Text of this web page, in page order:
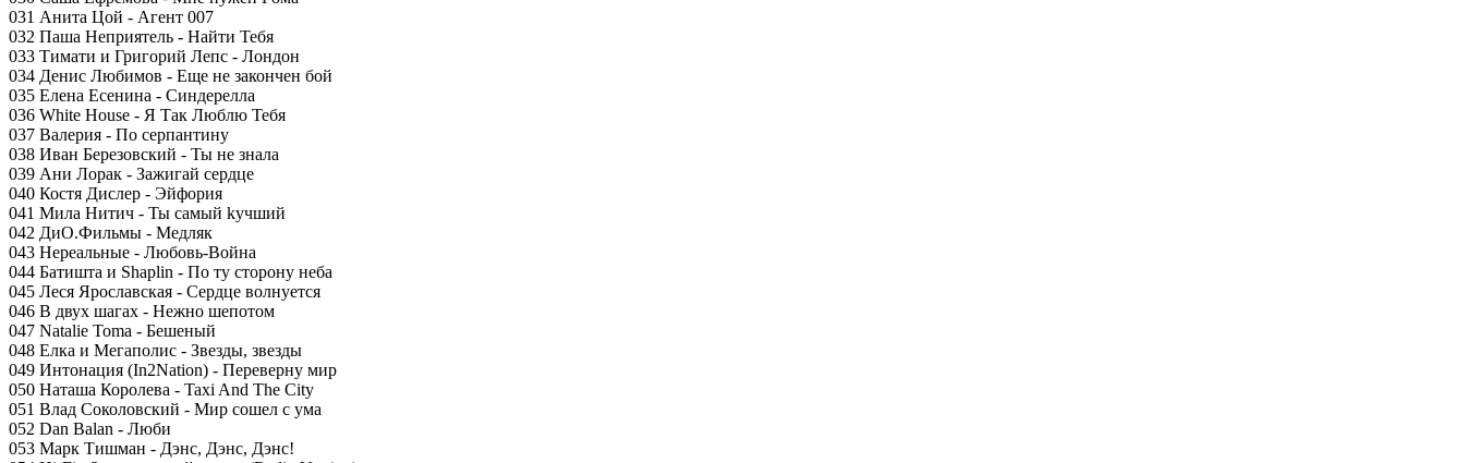
031 Анита Цой - Агент 007
032 Паша Неприятель - Найти Тебя
033 Тимати и Григорий Лепс - Лондон
034 Денис Любимов - Еще не закончен бой
035 Елена Есенина - Синдерелла
036 White House - Я Так Люблю Тебя
037 Валерия - По серпантину
038 Иван Березовский - Ты не знала
039 Ани Лорак - Зажигай сердце
040 Костя Дислер - Эйфория
041 Мила Нитич - Ты cамый kучший
042 ДиО.Фильмы - Медляк
043 Нереальные - Любовь-Война
044 Батишта и Shaplin - По ту сторону неба
045 Леся Ярославская - Сердце волнуется
046 В двух шагах - Нежно шепотом
047 Natalie Toma - Бешеный
048 Елка и Мегаполис - Звезды, звезды
049 Интонация (In2Nation) - Переверну мир
050 Наташа Королева - Taxi And The City
051 Влад Соколовский - Мир сошел с ума
052 Dan Balan - Люби
053 Марк Тишман - Дэнс, Дэнс, Дэнс!